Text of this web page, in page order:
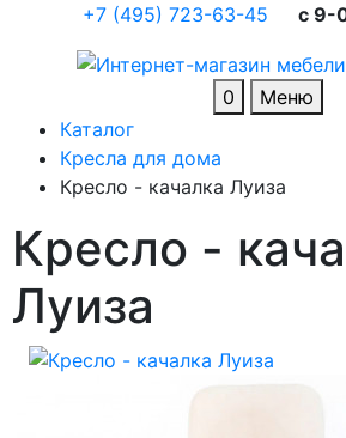
+7 (495) 723-63-45 c 9-
0
Меню
Каталог
Кресла для дома
Кресло - качалка Луиза
Кресло -
Луиза